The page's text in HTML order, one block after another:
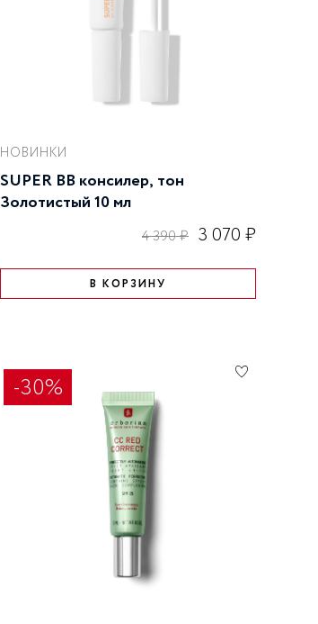
НОВИНКИ
SUPER BB консилер, тон
Золотистый 10 мл
4 390 ₽ 3 070 ₽
В КОРЗИНУ
-30%